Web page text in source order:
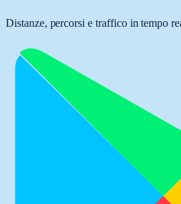
Distanze, percorsi e traffico in tempo